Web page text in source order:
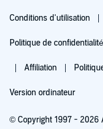
Conditions d'utilisation
Politique de confidentialité
Affiliation
Version ordinateur
© Copyright 1997 - 2026